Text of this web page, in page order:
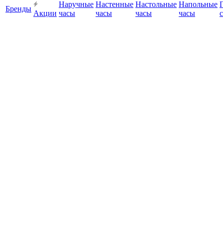
Бренды
Акции
Наручные
часы
Настенные
часы
Настольные
часы
Напольные
часы